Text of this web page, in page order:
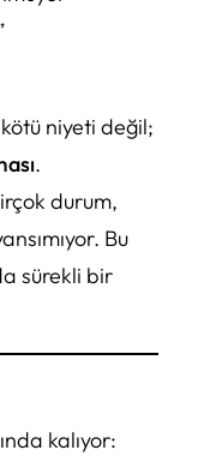
niyeti değil;
.
durum,
Bu
sürekli bir
kalıyor: